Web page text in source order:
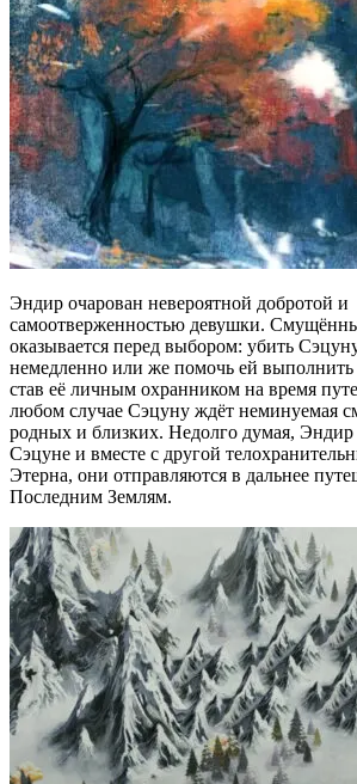
Эндир очарован невероятной добротой и
самоотверженностью девушки.
оказывается перед выбором: убить
немедленно или же помочь ей выполнить
став её личным охранником на время
любом случае Сэцуну ждёт неминуемая
родных и близких. Недолго думая, Эндир
Сэцуне и вместе с другой
Этерна, они отправляются в дальнее
Последним Землям.